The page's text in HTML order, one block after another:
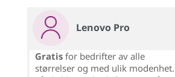
Lenovo Pro
Gratis for bedrifter av alle
størrelser og med ulik modenhet.